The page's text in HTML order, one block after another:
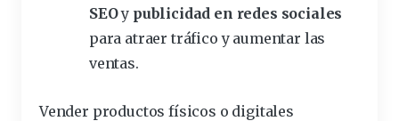
SEOy publicidad en redes sociales
para atraer tráfico y aumentar las
ventas.
Vender productos físicos o digitales